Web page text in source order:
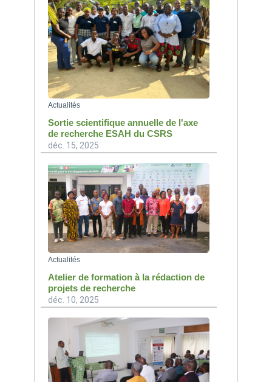
Actualités
Sortie scientifique annuelle de l'axe
de recherche ESAH du CSRS
déc. 15, 2025
Actualités
Atelier de formation à la rédaction de
projets de recherche
déc. 10, 2025